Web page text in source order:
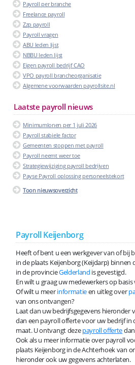
Payroll per branche
Freelance payroll
Zzp payroll
Payroll vragen
ABU leden lijst
NBBU leden lijst
Eigen payroll bedrijf CAO
VPO payroll brancheorganisatie
Algemene voorwaarden payrollsite.nl
Laatste payroll nieuws
Minimumlonen per 1 juli 2026
Payroll stabiele factor
Gemeenten stoppen met payroll
Payroll neemt weer toe
Strategiewijziging payroll bedrijven
Payse Payroll oplossing personeelstekort
Toon nieuwsoverzicht
Payroll Keijenborg
Heeft of bent u een werkgever van of bij
in de plaats Keijenborg (Keijdarp) binnen
in de provincieGelderland is gevestigd.
En wilt u graag uw medewerkers op basis
Of wilt u meerinformatieen uitleg over
van ons ontvangen?
Laat dan uw bedrijfsgegevens hieronder
dan een payroll offerte voor uw bedrijf in
maat. U ontvangt dezepayroll offerte
Ook als u meer informatie over payroll
plaats Keijenborg in de Achterhoek van
hieronder ook uw gegevens achterlaten.